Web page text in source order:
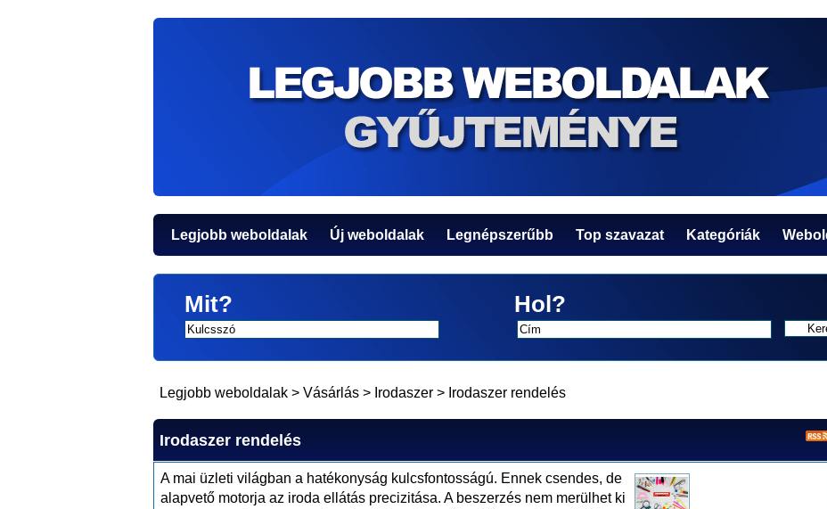
Legjobb weboldalak Új weboldalak Legnépszerűbb Top szavazat Kategóriák
Mit? Hol?
Legjobb weboldalak > Vásárlás > Irodaszer > Irodaszer rendelés
Irodaszer rendelés
A mai üzleti világban a hatékonyság kulcsfontosságú. Ennek csendes, de
alapvető motorja az iroda ellátás precizitása. A beszerzés nem merülhet ki